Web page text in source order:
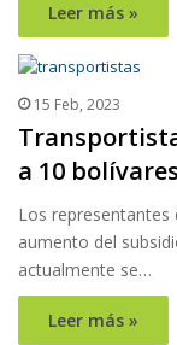
Leer más »
15 Feb, 2023
a 10 bolívares
Los
aumento del
actualmente se…
Leer más »